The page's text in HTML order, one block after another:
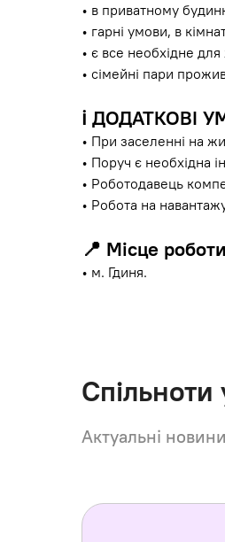
• в приватному
• гарні умови, в
• є все необхідне
• сімейні пари
ℹ️ ДОДАТКОВІ
• При заселенні на
• Поруч є необхідна
• Роботодавець
• Робота на
📍 Місце роботи
• м. Гдиня.
Спільноти
Актуальні